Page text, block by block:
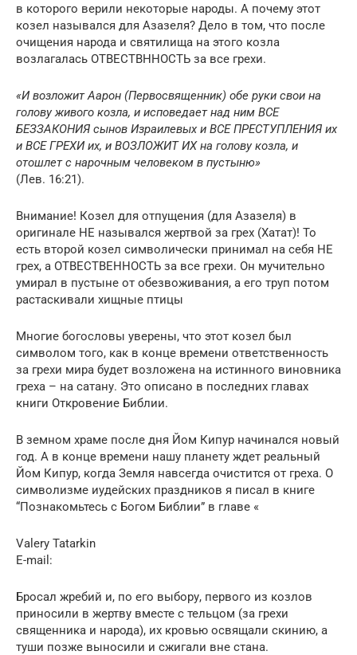
в которого верили некоторые народы. А почему этот
козел назывался для Азазеля? Дело в том, что после
очищения народа и святилища на этого козла
возлагалась ОТВЕСТВННОСТЬ за все грехи.
«И возложит Аарон (Первосвященник) обе руки свои на
голову живого козла, и исповедает над ним ВСЕ
БЕЗЗАКОНИЯ сынов Израилевых и ВСЕ ПРЕСТУПЛЕНИЯ их
и ВСЕ ГРЕХИ их, и ВОЗЛОЖИТ ИХ на голову козла, и
отошлет с нарочным человеком в пустыню»
(Лев. 16:21).
Внимание! Козел для отпущения (для Азазеля) в
оригинале НЕ назывался жертвой за грех (Хатат)! То
есть второй козел символически принимал на себя НЕ
грех, а ОТВЕСТВЕННОСТЬ за все грехи. Он мучительно
умирал в пустыне от обезвоживания, а его труп потом
растаскивали хищные птицы
Многие богословы уверены, что этот козел был
символом того, как в конце времени ответственность
за грехи мира будет возложена на истинного виновника
греха – на сатану. Это описано в последних главах
книги Откровение Библии.
В земном храме после дня Йом Кипур начинался новый
год. А в конце времени нашу планету ждет реальный
Йом Кипур, когда Земля навсегда очистится от греха. О
символизме иудейских праздников я писал в книге
“Познакомьтесь с Богом Библии” в главе «
Valery Tatarkin
E-mail:
Бросал жребий и, по его выбору, первого из козлов
приносили в жертву вместе с тельцом (за грехи
священника и народа), их кровью освящали скинию, а
туши позже выносили и сжигали вне стана.